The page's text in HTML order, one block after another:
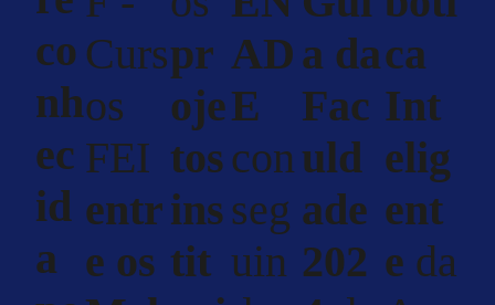
co
nh
ec
id
a
Curs
os
FEI
entr
e os
pr
oje
tos
ins
tit
AD
E
con
seg
uin
a da
Fac
uld
ade
202
ca
Int
elig
ent
e da